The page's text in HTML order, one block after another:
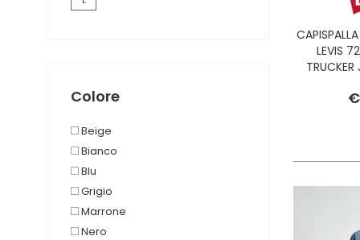
Colore
Beige
Bianco
Blu
Grigio
Marrone
Nero
LEVIS